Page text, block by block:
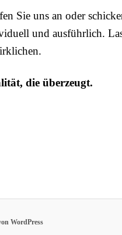
Sie uns an oder
und ausführlich.
die überzeugt.
WordPress